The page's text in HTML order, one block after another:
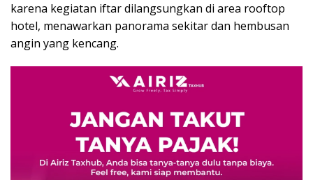
karena kegiatan iftar dilangsungkan di area rooftop
hotel, menawarkan panorama sekitar dan hembusan
angin yang kencang.